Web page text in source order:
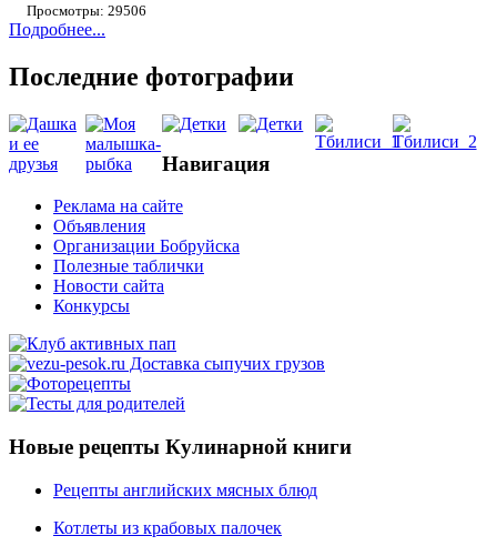
Просмотры: 29506
Подробнее...
Последние фотографии
Навигация
Реклама на сайте
Объявления
Организации Бобруйска
Полезные таблички
Новости сайта
Конкурсы
Новые рецепты Кулинарной книги
Рецепты английских мясных блюд
Котлеты из крабовых палочек